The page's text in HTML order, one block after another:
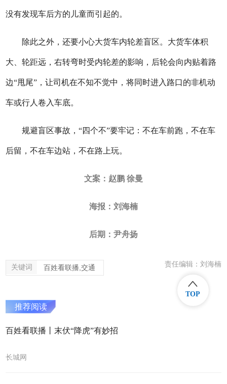
没有发现车后方的儿童而引起的。
除此之外，还要小心大货车内轮差盲区。大货车体积
大、轮距远，右转弯时受内轮差的影响，后轮会向内贴着路
边“甩尾”，让司机在不知不觉中，将同时进入路口的非机动
车或行人卷入车底。
规避盲区事故，“四个不”要牢记：不在车前跑，不在车
后留，不在车边站，不在路上玩。
文案：赵鹏 徐曼
海报：刘海楠
后期：尹舟扬
关键词 百姓看联播,交通 责任编辑：刘海楠
推荐阅读
百姓看联播丨末伏“降虎”有妙招
长城网
TOP